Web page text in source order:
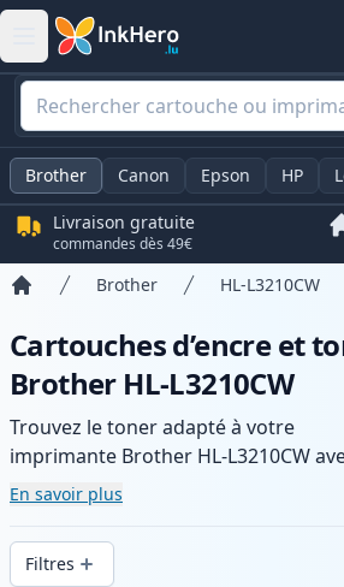
Brother Canon Epson HP
Livraison gratuite
commandes dès 49€
Brother HL-L3210CW
Cartouches d’encre et
Brother HL-L3210CW
Trouvez le toner adapté à votre
imprimante Brother HL-L3210CW
notre gamme de cartouches
et haute capacité. Profitez d’une
d’impression constante et d’une
rapide depuis un stock local en .
En savoir plus
Filtres